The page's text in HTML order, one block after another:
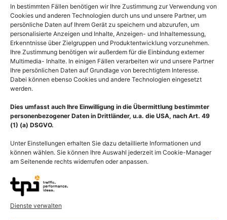
In bestimmten Fällen benötigen wir Ihre Zustimmung zur Verwendung von
Cookies und anderen Technologien durch uns und unsere Partner, um
persönliche Daten auf Ihrem Gerät zu speichern und abzurufen, um
personalisierte Anzeigen und Inhalte, Anzeigen- und Inhaltemessung,
Erkenntnisse über Zielgruppen und Produktentwicklung vorzunehmen.
Ihre Zustimmung benötigen wir außerdem für die Einbindung externer
Multimedia- Inhalte. In einigen Fällen verarbeiten wir und unsere Partner
Ihre persönlichen Daten auf Grundlage von berechtigtem Interesse.
Dabei können ebenso Cookies und andere Technologien eingesetzt
werden.
Dies umfasst auch Ihre Einwilligung in die Übermittlung bestimmter
personenbezogener Daten in Drittländer, u.a. die USA, nach Art. 49
(1) (a) DSGVO.
Unter Einstellungen erhalten Sie dazu detaillierte Informationen und
können wählen. Sie können Ihre Auswahl jederzeit im Cookie-Manager
am Seitenende rechts widerrufen oder anpassen.
Dienste verwalten
Ausführung wählen
Polle des Traubenkraut,
Ragweed, Pollen Auslöser